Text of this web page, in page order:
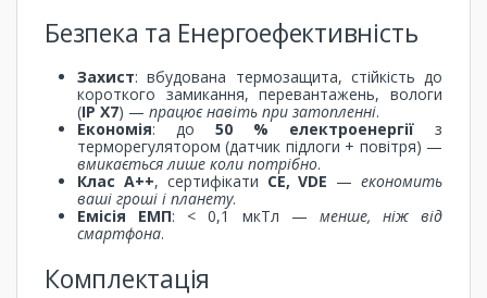
Безпека та Енергоефективність
Захист: вбудована термозащита, стійкість до
короткого замикання, перевантажень, вологи
(IP X7) — працює навіть при затопленні.
Економія: до 50 % електроенергії з
терморегулятором (датчик підлоги + повітря) —
вмикається лише коли потрібно.
Клас A++, сертифікати CE, VDE —економить
ваші гроші і планету.
Емісія ЕМП: < 0,1 мкТл — менше, ніж від
смартфона.
Комплектація